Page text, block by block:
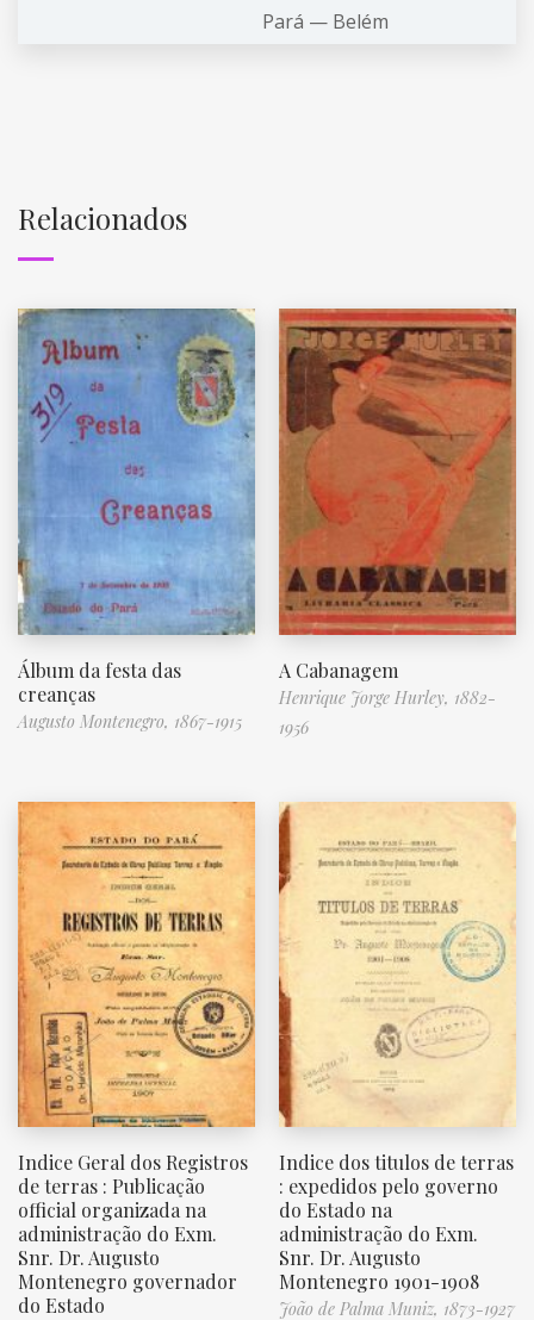
Pará — Belém
Relacionados
Álbum da festa das
creanças
Augusto Montenegro, 1867-1915
A Cabanagem
Henrique Jorge Hurley, 1882-
1956
Indice Geral dos Registros
de terras : Publicação
official organizada na
administração do Exm.
Snr. Dr. Augusto
Montenegro governador
do Estado
Indice dos titulos de terras
: expedidos pelo governo
do Estado na
administração do Exm.
Snr. Dr. Augusto
Montenegro 1901-1908
João de Palma Muniz, 1873-1927